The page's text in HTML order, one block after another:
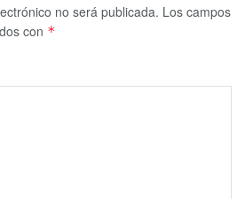
no será publicada. Los campos
con *